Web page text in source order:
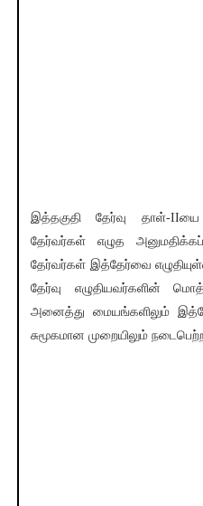
இத்தகுதி தேர்வு தாள்-
தேர்வர்கள் எழுத
தேர்வர்கள் இத்தேர்வை
தேர்வு எழுதியவர்களின்
அனைத்து மையங்களிலும்
சுமூகமான முறையிலும்